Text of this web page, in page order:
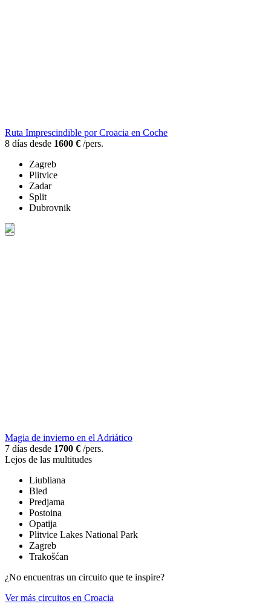
Ruta Imprescindible por Croacia en Coche
8 días desde 1600 € /pers.
Zagreb
Plitvice
Zadar
Split
Dubrovnik
Magia de invierno en el Adriático
7 días desde 1700 € /pers.
Lejos de las multitudes
Liubliana
Bled
Predjama
Postoina
Opatija
Plitvice Lakes National Park
Zagreb
Trakošćan
¿No encuentras un circuito que te inspire?
Ver más circuitos en Croacia